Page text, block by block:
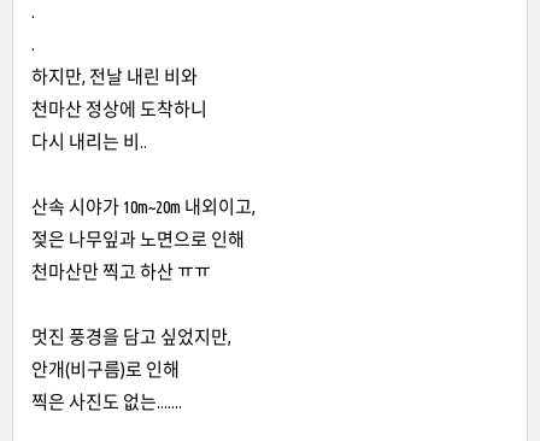
.
.
하지만, 전날 내린 비와
천마산 정상에 도착하니
다시 내리는 비..
산속 시야가 10m~20m 내외이고,
젖은 나무잎과 노면으로 인해
천마산만 찍고 하산 ㅠㅠ
멋진 풍경을 담고 싶었지만,
안개(비구름)로 인해
찍은 사진도 없는.......